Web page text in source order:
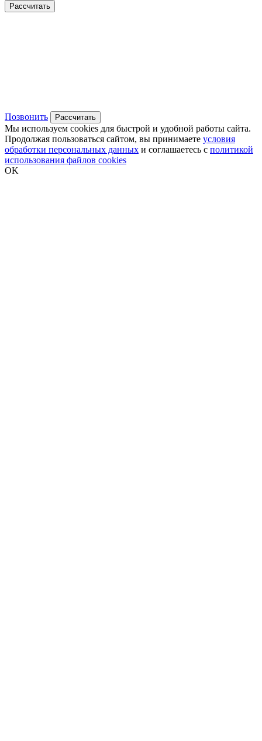
Рассчитать
Позвонить Рассчитать
Мы используем cookies для быстрой и удобной работы сайта.
Продолжая пользоваться сайтом, вы принимаете условия
обработки персональных данных и соглашаетесь с политикой
использования файлов cookies
OK